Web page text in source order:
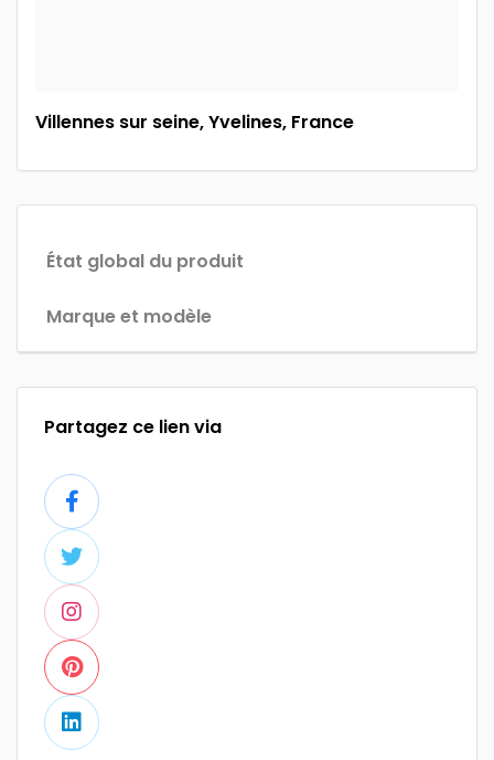
Villennes sur seine, Yvelines, France
État global du produit
Marque et modèle
Partagez ce lien via